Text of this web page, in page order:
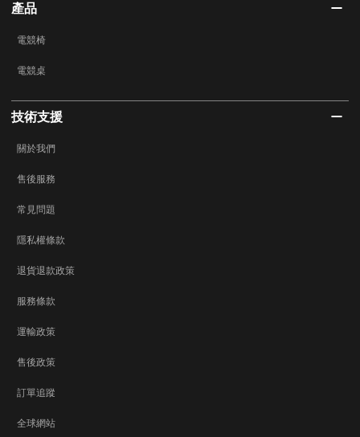
產品
電競椅
電競桌
技術支援
關於我們
售後服務
常見問題
隱私權條款
退貨退款政策
服務條款
運輸政策
售後政策
訂單追蹤
全球網站